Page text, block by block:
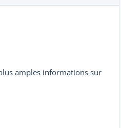
amples informations sur